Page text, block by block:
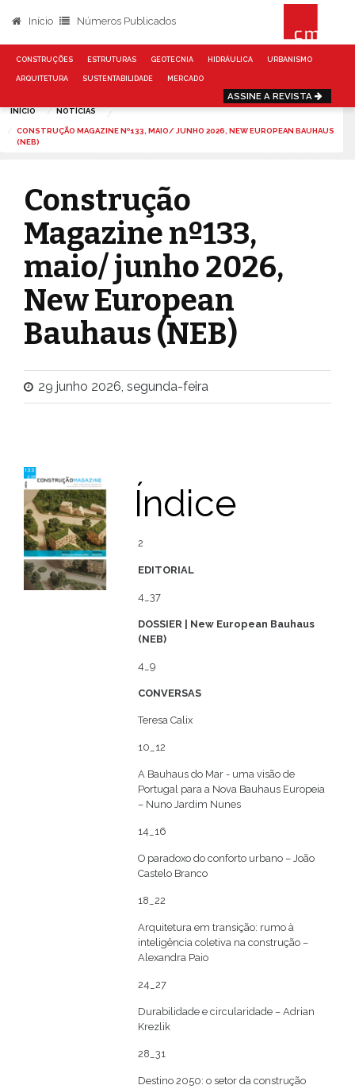
Início Números Publicados
CONSTRUÇÕES ESTRUTURAS GEOTECNIA HIDRÁULICA URBANISMO
ARQUITETURA SUSTENTABILIDADE MERCADO
ASSINE A REVISTA
INÍCIO NOTÍCIAS
CONSTRUÇÃO MAGAZINE Nº133, MAIO/ JUNHO 2026, NEW EUROPEAN BAUHAUS
(NEB)
Construção
Magazine nº133,
maio/ junho 2026,
New European
Bauhaus (NEB)
29 junho 2026, segunda-feira
Índice
2
EDITORIAL
4_37
DOSSIER | New European Bauhaus
(NEB)
4_9
CONVERSAS
Teresa Calix
10_12
A Bauhaus do Mar - uma visão de
Portugal para a Nova Bauhaus Europeia
– Nuno Jardim Nunes
14_16
O paradoxo do conforto urbano – João
Castelo Branco
18_22
Arquitetura em transição: rumo à
inteligência coletiva na construção –
Alexandra Paio
24_27
Durabilidade e circularidade – Adrian
Krezlik
28_31
Destino 2050: o setor da construção